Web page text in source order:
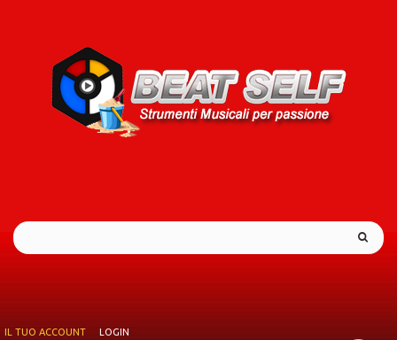
IL TUO ACCOUNT
LOGIN